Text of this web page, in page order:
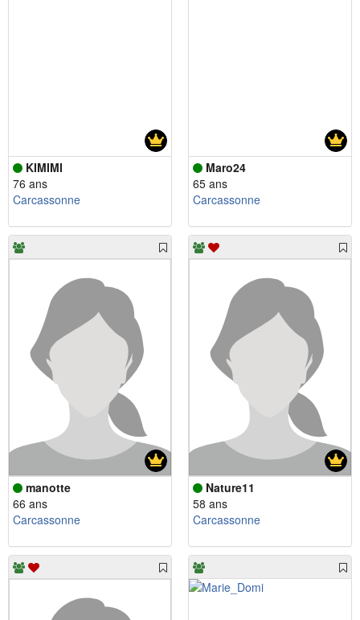
KIMIMI
76 ans
Carcassonne
Maro24
65 ans
Carcassonne
manotte
66 ans
Carcassonne
Nature11
58 ans
Carcassonne